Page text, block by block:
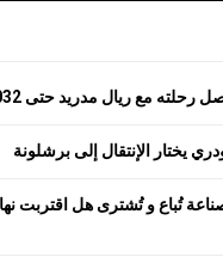
رحلته مع ريال مدريد حتى 2032
يختار الإنتقال إلى برشلونة
تُباع و تُشترى هل اقتربت